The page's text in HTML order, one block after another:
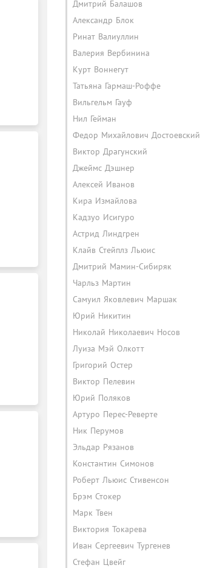
Дмитрий Балашов
Александр Блок
Ринат Валиуллин
Валерия Вербинина
Курт Воннегут
Татьяна Гармаш-Роффе
Вильгельм Гауф
Нил Гейман
Федор Михайлович Достоевский
Виктор Драгунский
Джеймс Дэшнер
Алексей Иванов
Кира Измайлова
Кадзуо Исигуро
Астрид Линдгрен
Клайв Стейплз Льюис
Дмитрий Мамин-Сибиряк
Чарльз Мартин
Самуил Яковлевич Маршак
Юрий Никитин
Николай Николаевич Носов
Луиза Мэй Олкотт
Григорий Остер
Виктор Пелевин
Юрий Поляков
Артуро Перес-Реверте
Ник Перумов
Эльдар Рязанов
Константин Симонов
Роберт Льюис Стивенсон
Брэм Стокер
Марк Твен
Виктория Токарева
Иван Сергеевич Тургенев
Стефан Цвейг